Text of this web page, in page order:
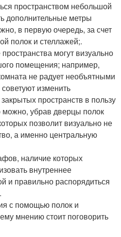
пространством небольшой
дополнительные метры
в первую очередь, за счет
полок и стеллажей;.
могут визуально
помещения; например,
не радует необъятными
изменить
пространств в пользу
можно, убрав дверцы полок
позволит визуально не
а именно центральную
наличие которых
внутреннее
и правильно распорядиться
с помощью полок и
мнению стоит поговорить